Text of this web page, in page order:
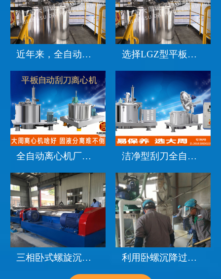
近年来，全自动离心机技术有哪些新的发展趋势？ 选择LGZ型平板刮刀下部卸料全自动离心机，是您投资的明智选择！
全自动离心机厂家现身说法：如何调试全自动刮刀离心机分离物料效果会更好 洁净型刮刀全自动离心机-多领域离心需求的首选设备
三相卧式螺旋沉降离心机处理厨余垃圾步骤 利用卧螺沉降过滤组合式离心机分离硫酸钠，高收益低成本的高效回收方法